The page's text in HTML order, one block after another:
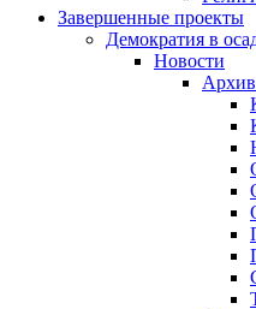
Завершенные проекты
Демократия в
Новости